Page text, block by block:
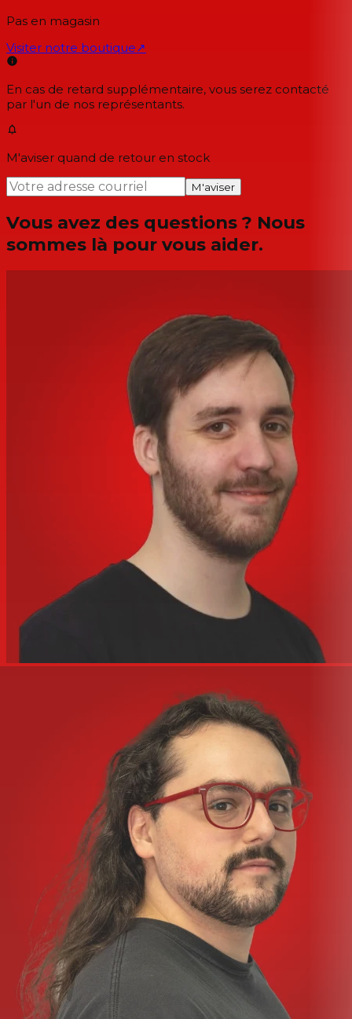
Pas en magasin
Visiter notre boutique↗
En cas de retard supplémentaire, vous serez contacté
par l'un de nos représentants.
M'aviser quand de retour en stock
M'aviser
Vous avez des questions ? Nous
sommes là pour vous aider.